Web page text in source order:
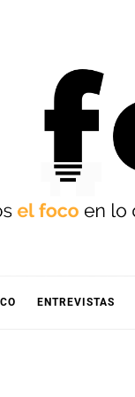
ENTREVISTAS